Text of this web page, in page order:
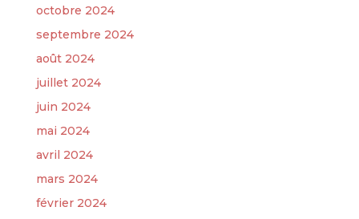
octobre 2024
septembre 2024
août 2024
juillet 2024
juin 2024
mai 2024
avril 2024
mars 2024
février 2024